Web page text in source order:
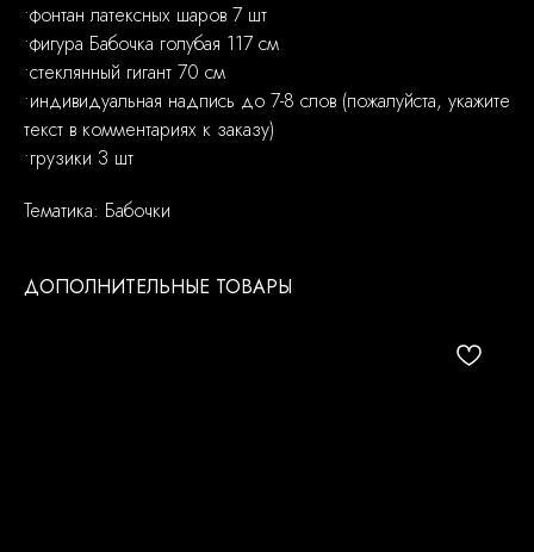
•фонтан латексных шаров 7 шт
•фигура Бабочка голубая 117 см
•стеклянный гигант 70 см
•индивидуальная надпись до 7-8 слов (пожалуйста, укажите
текст в комментариях к заказу)
•грузики 3 шт
Тематика: Бабочки
ДОПОЛНИТЕЛЬНЫЕ ТОВАРЫ